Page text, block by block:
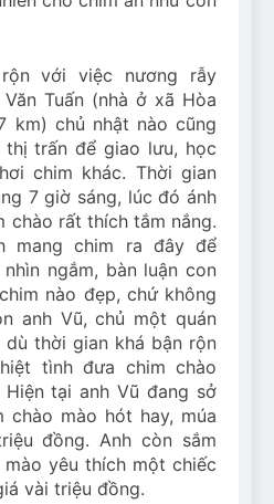
với việc nương rẫy
Tuấn (nhà ở xã Hòa
km) chủ nhật nào cũng
thị trấn để giao lưu, học
chim khác. Thời gian
7 giờ sáng, lúc đó ánh
chào rất thích tắm nắng.
mang chim ra đây để
ngắm, bàn luận con
nào đẹp, chứ không
anh Vũ, chủ một quán
thời gian khá bận rộn
tình đưa chim chào
tại anh Vũ đang sở
chào mào hót hay, múa
đồng. Anh còn sắm
yêu thích một chiếc
vài triệu đồng.